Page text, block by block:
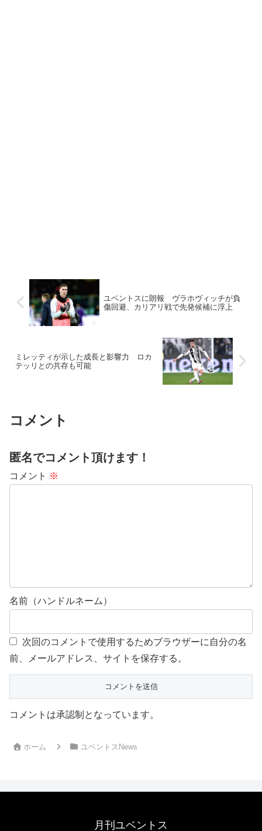
ユベントスに朗報 ヴラホヴィッチが負
傷回避、カリアリ戦で先発候補に浮上
ミレッティが示した成長と影響力 ロカ
テッリとの共存も可能
コメント
匿名でコメント頂けます！
コメント ※
名前（ハンドルネーム）
次回のコメントで使用するためブラウザーに自分の名
前、メールアドレス、サイトを保存する。
コメントは承認制となっています。
ホーム ユベントスNews
月刊ユベントス